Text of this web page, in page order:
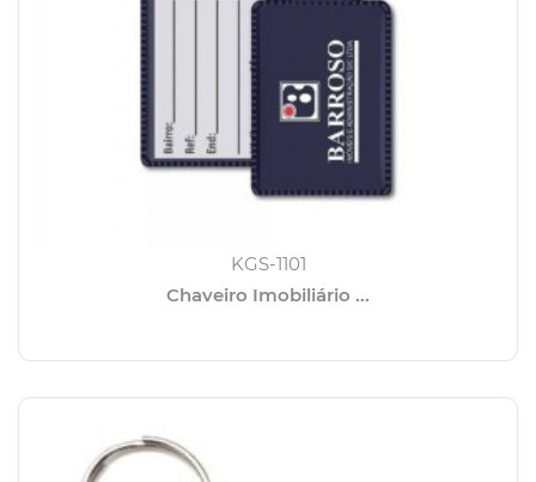
KGS-1101
Chaveiro Imobiliário ...